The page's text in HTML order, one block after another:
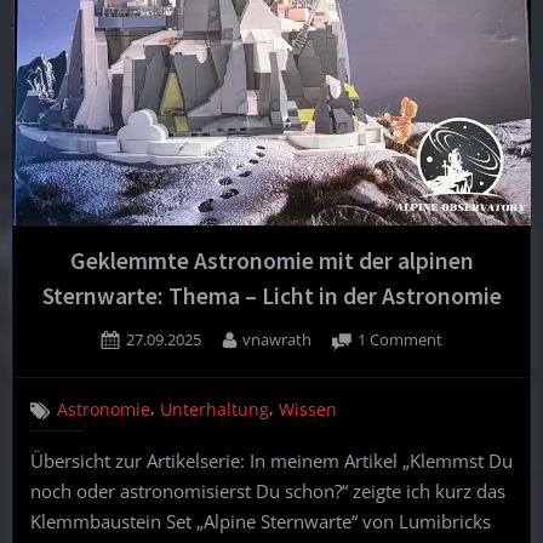
Geklemmte Astronomie mit der alpinen
Sternwarte: Thema – Licht in der Astronomie
Posted
27.09.2025 By
vnawrath 1 Commenton
alpinen
Sternwarte:
Thema
Astronomie, Unterhaltung,Wissen
Übersicht zur Artikelserie: In meinem Artikel „Klemmst Du
noch oder astronomisierst Du schon?“ zeigte ich kurz das
Klemmbaustein Set „Alpine Sternwarte“ von Lumibricks